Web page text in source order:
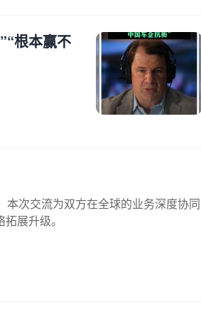
根本赢不
次交流为双方在全球的业务深度协同
展升级。